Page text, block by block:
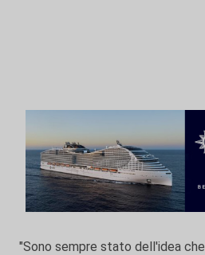
"Sono sempre stato dell'idea che